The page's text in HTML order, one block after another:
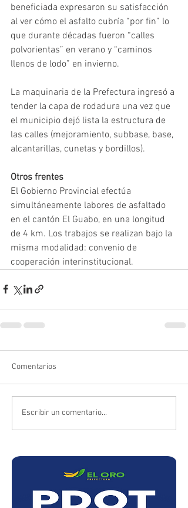
beneficiada expresaron su satisfacción
al ver cómo el asfalto cubría “por fin” lo
que durante décadas fueron “calles
polvorientas” en verano y “caminos
llenos de lodo” en invierno.
La maquinaria de la Prefectura ingresó a
tender la capa de rodadura una vez que
el municipio dejó lista la estructura de
las calles (mejoramiento, subbase, base,
alcantarillas, cunetas y bordillos).
Otros frentes
El Gobierno Provincial efectúa
simultáneamente labores de asfaltado
en el cantón El Guabo, en una longitud
de 4 km. Los trabajos se realizan bajo la
misma modalidad: convenio de
cooperación interinstitucional.
Comentarios
Escribir un comentario...